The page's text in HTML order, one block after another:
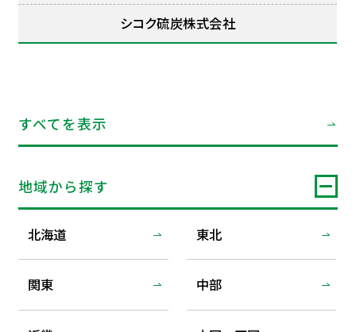
シコク硫炭株式会社
すべてを表示
地域から探す
北海道 東北
関東 中部